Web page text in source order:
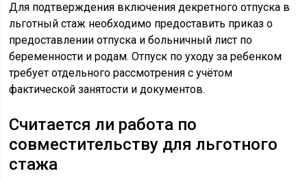
Для подтверждения включения декретного отпуска в
льготный стаж необходимо предоставить приказ о
предоставлении отпуска и больничный лист по
беременности и родам. Отпуск по уходу за ребенком
требует отдельного рассмотрения с учётом
фактической занятости и документов.
Считается ли работа по
совместительству для льготного
стажа